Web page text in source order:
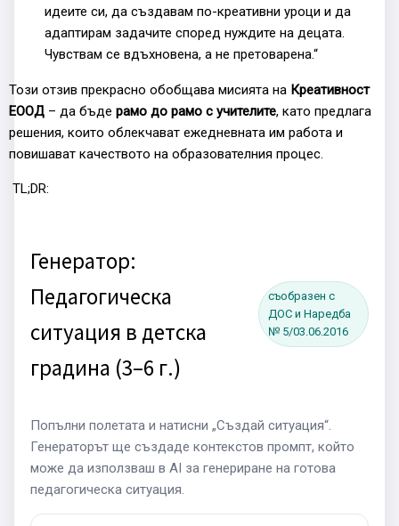
идеите си, да създавам по-креативни уроци и да
адаптирам задачите според нуждите на децата.
Чувствам се вдъхновена, а не претоварена.“
Този отзив прекрасно обобщава мисията на Креативност
ЕООД – да бъде рамо до рамо с учителите, като предлага
решения, които облекчават ежедневната им работа и
повишават качеството на образователния процес.
TL;DR:
Генератор:
Педагогическа
ситуация в детска
градина (3–6 г.)
съобразен с
ДОС и Наредба
№ 5/03.06.2016
Попълни полетата и натисни „Създай ситуация“.
Генераторът ще създаде контекстов промпт, който
може да използваш в AI за генериране на готова
педагогическа ситуация.